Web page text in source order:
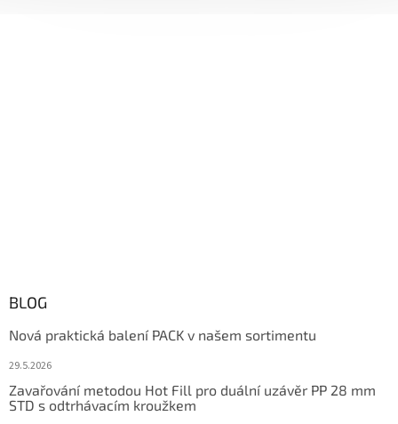
BLOG
Nová praktická balení PACK v našem sortimentu
29.5.2026
Zavařování metodou Hot Fill pro duální uzávěr PP 28 mm
STD s odtrhávacím kroužkem